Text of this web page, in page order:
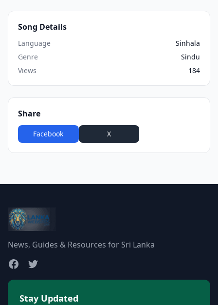
Song Details
Language
Sinhala
Genre
Sindu
Views
184
Share
Facebook X
News, Guides & Resources for Sri Lanka
Stay Updated